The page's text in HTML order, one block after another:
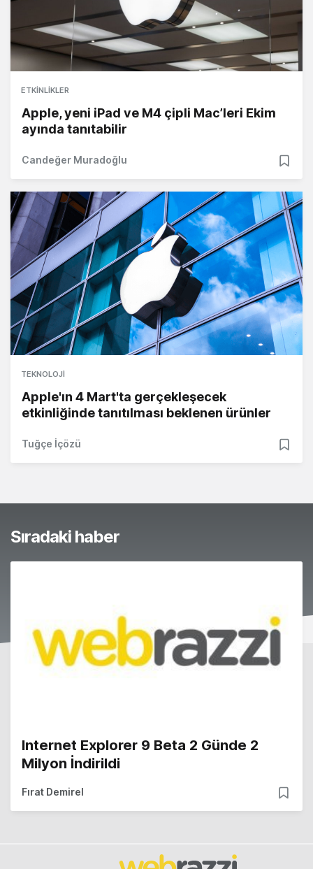
ETKINLIKLER
Apple, yeni iPad ve M4 çipli Mac’leri Ekim
ayında tanıtabilir
Candeğer Muradoğlu
TEKNOLOJI
Apple'ın 4 Mart'ta gerçekleşecek
etkinliğinde tanıtılması beklenen ürünler
Tuğçe İçözü
Sıradaki haber
Internet Explorer 9 Beta 2 Günde 2
Milyon İndirildi
Fırat Demirel